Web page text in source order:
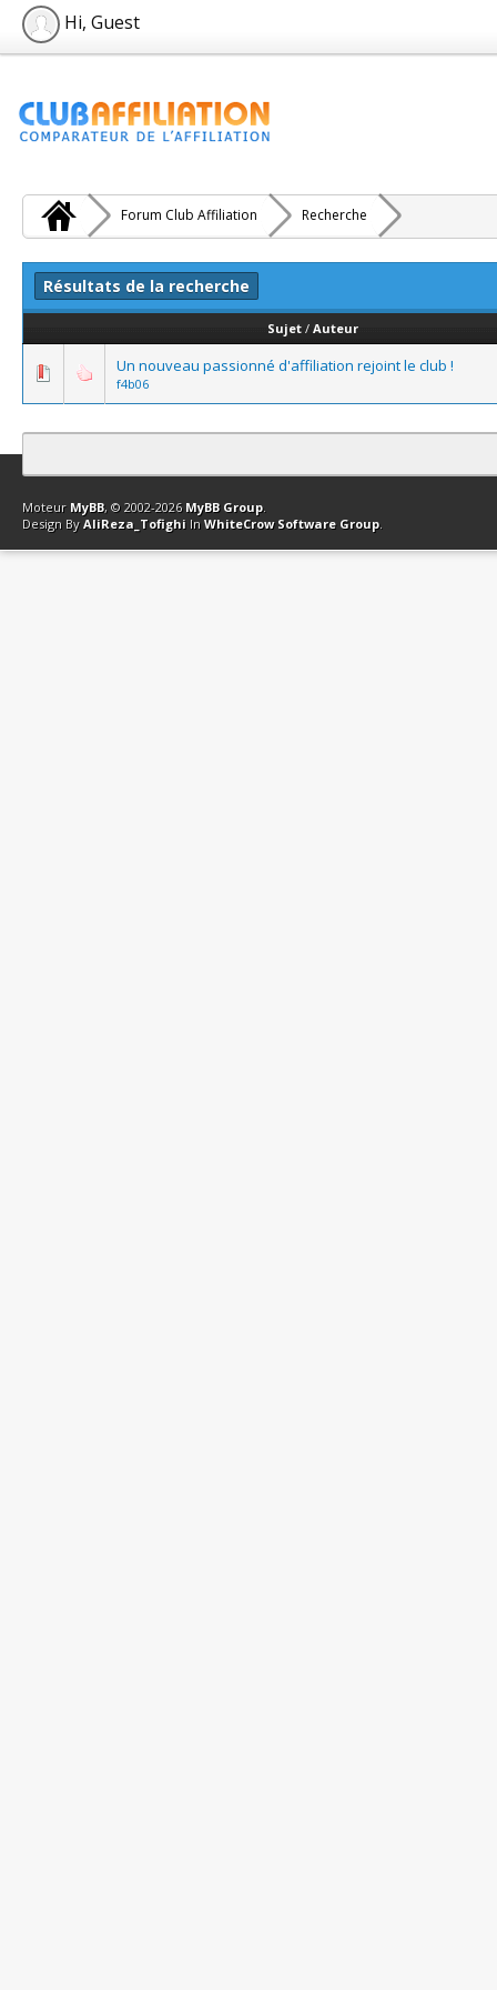
Hi, Guest
Forum Club Affiliation Recherche
Résultats de la recherche
Sujet / Auteur
Un nouveau passionné d'affiliation rejoint le club !
f4b06
Contact Club Affiliation Retourner en haut Version bas-débit
Moteur MyBB, © 2002-2026 MyBB Group.
Design By AliReza_Tofighi In WhiteCrow Software Group.